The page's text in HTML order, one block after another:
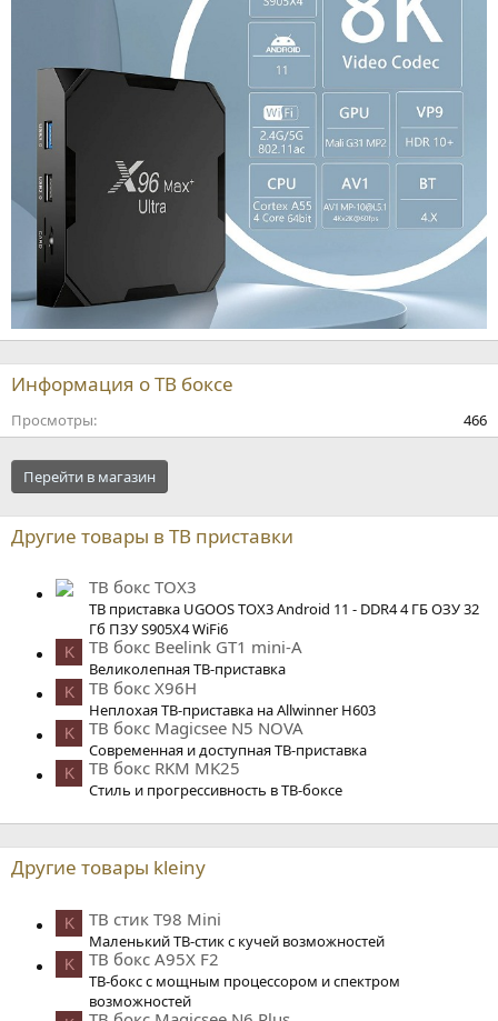
Информация о ТВ боксе
Просмотры 466
Перейти в магазин
Другие товары в ТВ приставки
ТВ бокс TOX3
ТВ приставка UGOOS TOX3 Android 11 - DDR4 4 ГБ ОЗУ 32
Гб ПЗУ S905X4 WiFi6
K ТВ бокс Beelink GT1 mini-A
Великолепная ТВ-приставка
K ТВ бокс X96H
Неплохая ТВ-приставка на Allwinner H603
K ТВ бокс Magicsee N5 NOVA
Современная и доступная ТВ-приставка
K ТВ бокс RKM MK25
Стиль и прогрессивность в ТВ-боксе
Другие товары kleiny
K ТВ стик T98 Mini
Маленький ТВ-стик с кучей возможностей
K ТВ бокс A95X F2
ТВ-бокс с мощным процессором и спектром
возможностей